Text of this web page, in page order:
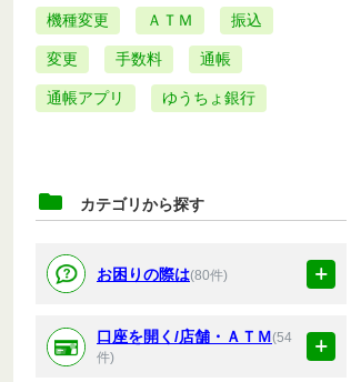
機種変更 ＡＴＭ 振込
変更 手数料 通帳
通帳アプリ ゆうちょ銀行
カテゴリから探す
お困りの際は(80件)
口座を開く/店舗・ＡＴＭ(54
件)